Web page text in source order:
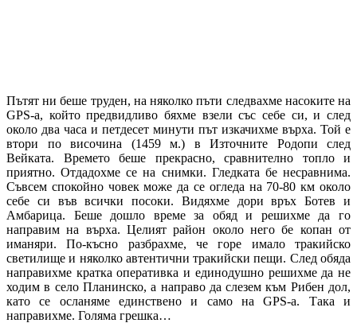
Пътят ни беше труден, на няколко пъти следвахме насоките на
GPS-а, който предвидливо бяхме взели със себе си, и след
около два часа и петдесет минути път изкачихме върха. Той е
втори по височина (1459 м.) в Източните Родопи след
Вейката. Времето беше прекрасно, сравнително топло и
приятно. Отдадохме се на снимки. Гледката бе несравнима.
Съвсем спокойно човек може да се огледа на 70-80 км около
себе си във всички посоки. Видяхме дори връх Ботев и
Амбарица. Беше дошло време за обяд и решихме да го
направим на върха. Целият район около него бе копан от
иманяри. По-късно разбрахме, че горе имало тракийско
светилище и няколко автентични тракийски пещи. След обяда
направихме кратка оперативка и единодушно решихме да не
ходим в село Планинско, а направо да слезем към Рибен дол,
като се осланяме единствено и само на GPS-а. Така и
направихме. Голяма грешка…